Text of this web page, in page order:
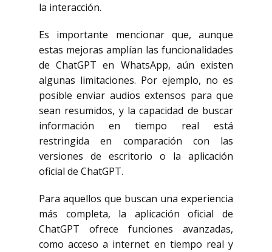
la interacción.
Es importante mencionar que, aunque
estas mejoras amplían las funcionalidades
de ChatGPT en WhatsApp, aún existen
algunas limitaciones. Por ejemplo, no es
posible enviar audios extensos para que
sean resumidos, y la capacidad de buscar
información en tiempo real está
restringida en comparación con las
versiones de escritorio o la aplicación
oficial de ChatGPT.
Para aquellos que buscan una experiencia
más completa, la aplicación oficial de
ChatGPT ofrece funciones avanzadas,
como acceso a internet en tiempo real y